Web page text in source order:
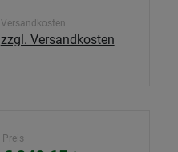
Versandkosten
zzgl. Versandkosten
Preis